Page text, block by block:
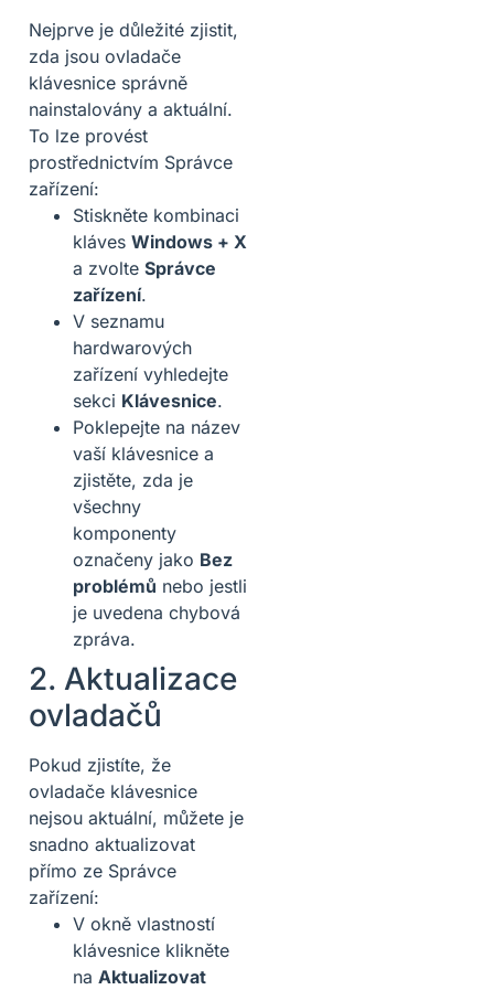
Nejprve je důležité zjistit,
zda jsou ovladače
klávesnice správně
nainstalovány a aktuální.
To lze provést
prostřednictvím Správce
zařízení:
Stiskněte kombinaci
kláves Windows + X
a zvolte Správce
zařízení.
V seznamu
hardwarových
zařízení vyhledejte
sekci Klávesnice.
Poklepejte na název
vaší klávesnice a
zjistěte, zda je
všechny
komponenty
označeny jako Bez
problémů nebo jestli
je uvedena chybová
zpráva.
2. Aktualizace
ovladačů
Pokud zjistíte, že
ovladače klávesnice
nejsou aktuální, můžete je
snadno aktualizovat
přímo ze Správce
zařízení:
V okně vlastností
klávesnice klikněte
na Aktualizovat